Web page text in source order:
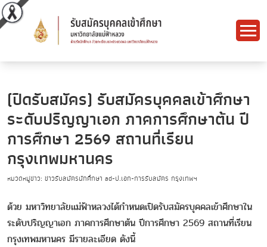
(ปิดรับสมัคร) รับสมัครบุคคลเข้าศึกษา
ระดับปริญญาเอก ภาคการศึกษาต้น ปี
การศึกษา 2569 สถานที่เรียน
กรุงเทพมหานคร
หมวดหมู่ข่าว: ข่าวรับสมัครนักศึกษา ad-ป.เอก-การรับสมัคร กรุงเทพฯ
ด้วย มหาวิทยาลัยแม่ฟ้าหลวงได้กำหนดเปิดรับสมัครบุคคลเข้าศึกษาใน
ระดับปริญญาเอก ภาคการศึกษาต้น ปีการศึกษา 2569 สถานที่เรียน
กรุงเทพมหานคร มีรายละเอียด ดังนี้